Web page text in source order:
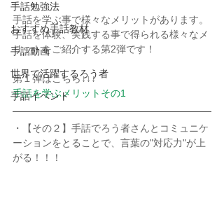
手話勉強法
おすすめ手話教材
手話動画
世界で活躍するろう者
手話イベント
手話を学ぶ事で様々なメリットがあります。
手話を体験、実践する事で得られる様々なメ
リットをご紹介する第2弾です！
第１弾はこちら↓↓↓
手話を学ぶメリットその1
・【その２】手話でろう者さんとコミュニケ
ーションをとることで、言葉の"対応力"が上
がる！！！